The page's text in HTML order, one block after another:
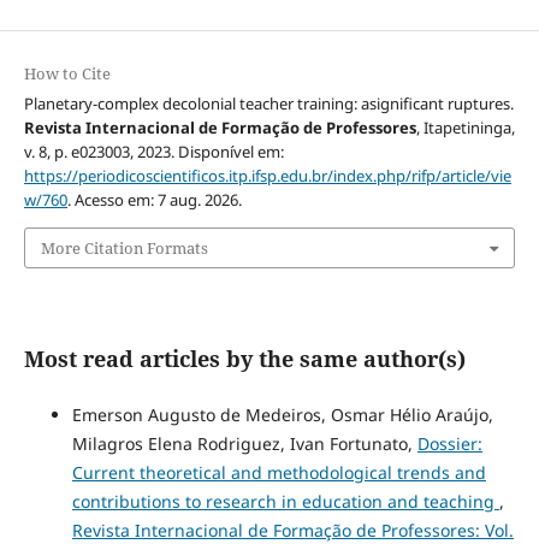
How to Cite
Planetary-complex decolonial teacher training: asignificant ruptures.
Revista Internacional de Formação de Professores, Itapetininga,
v. 8, p. e023003, 2023. Disponível em:
https://periodicoscientificos.itp.ifsp.edu.br/index.php/rifp/article/vie
w/760. Acesso em: 7 aug. 2026.
More Citation Formats
Most read articles by the same author(s)
Emerson Augusto de Medeiros, Osmar Hélio Araújo,
Milagros Elena Rodriguez, Ivan Fortunato, Dossier:
Current theoretical and methodological trends and
contributions to research in education and teaching ,
Revista Internacional de Formação de Professores: Vol.